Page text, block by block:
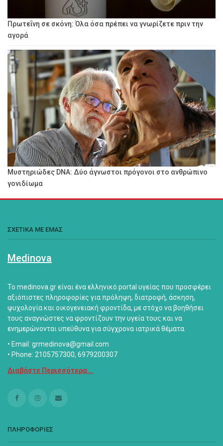
Πρωτεΐνη σε σκόνη: Όλα όσα πρέπει να γνωρίζετε πριν την
αγορά
Μυστηριώδες DNA: Δύο άγνωστοι πρόγονοι στο ανθρώπινο
γονιδίωμα
ΣΧΕΤΙΚΑ ΜΕ ΕΜΑΣ
Medinova
Το medinova.gr είναι ένα ελληνικό portal υγείας που προσφέρει
αξιόπιστες πληροφορίες για πρόληψη, διατροφή, άσκηση,
ψυχολογία και οικογενειακή φροντίδα, με στόχο να βοηθήσει
τους αναγνώστες να φροντίζουν την υγεία τους και να
ενημερώνονται υπεύθυνα για σύγχρονα ιατρικά θέματα.
• Email: grmedinova@gmail.com
• Phone: 2105757300, 6979200307
Διαβάστε Περισσότερα...
ΠΛΗΡΟΦΟΡΙΕΣ